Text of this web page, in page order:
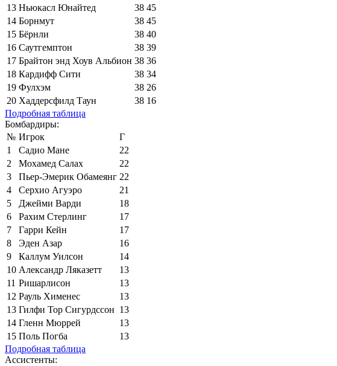
13 Ньюкасл Юнайтед 38 45
14 Борнмут 38 45
15 Бёрнли 38 40
16 Саутгемптон 38 39
17 Брайтон энд Хоув Альбион 38 36
18 Кардифф Сити 38 34
19 Фулхэм 38 26
20 Хаддерсфилд Таун 38 16
Подробная таблица
Бомбардиры:
№ Игрок
Г
1
Садио Мане
22
2
Мохамед Салах
22
3
Пьер-Эмерик Обамеянг 22
4
Серхио Агуэро
21
5
Джейми Варди
18
6
Рахим Стерлинг
17
7
Гарри Кейн
17
8
Эден Азар
16
9
Каллум Уилсон
14
10 Александр Ляказетт
13
11 Ришарлисон
13
12 Рауль Хименес
13
13 Гилфи Тор Сигурдссон 13
14 Гленн Мюррей
13
15 Поль Погба
13
Подробная таблица
Ассистенты: